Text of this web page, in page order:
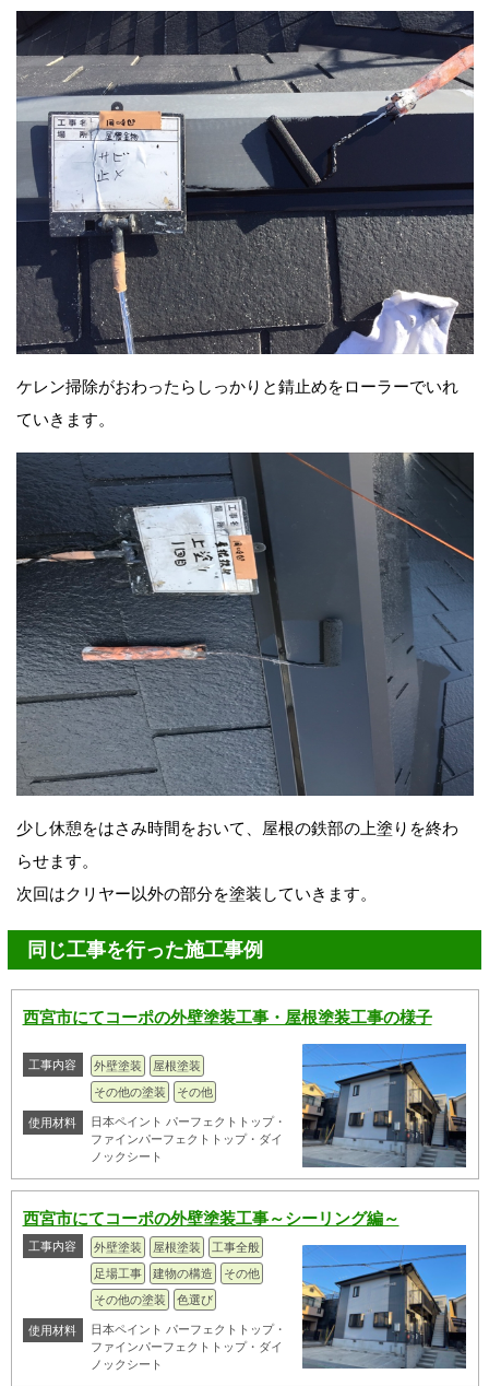
ケレン掃除がおわったらしっかりと錆止めをローラーでいれ
ていきます。
少し休憩をはさみ時間をおいて、屋根の鉄部の上塗りを終わ
らせます。
次回はクリヤー以外の部分を塗装していきます。
同じ工事を行った施工事例
西宮市にてコーポの外壁塗装工事・屋根塗装工事の様子
工事内容 外壁塗装
屋根塗装
その他の塗装
その他
使用材料
日本ペイント パーフェクトトップ・
ファインパーフェクトトップ・ダイ
ノックシート
西宮市にてコーポの外壁塗装工事～シーリング編～
工事内容 外壁塗装 屋根塗装
工事全般
足場工事
建物の構造
その他
その他の塗装
色選び
使用材料
日本ペイント パーフェクトトップ・
ファインパーフェクトトップ・ダイ
ノックシート